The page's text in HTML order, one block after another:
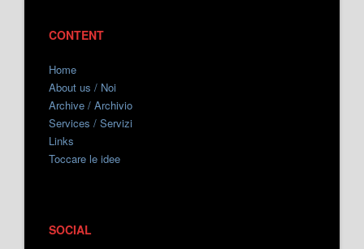
CONTENT
Home
About us / Noi
Archive / Archivio
Services / Servizi
Links
Toccare le idee
SOCIAL